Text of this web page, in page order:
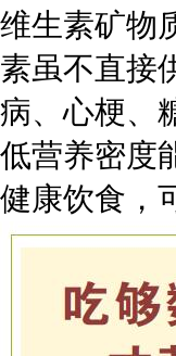
维生素矿物
素虽不直接
病、心梗、
低营养密度
健康饮食，